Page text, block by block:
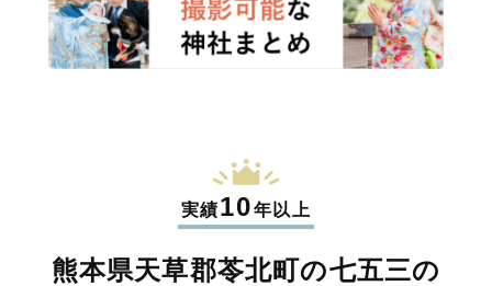
実績10年以上
熊本県天草郡苓北町の七五三の